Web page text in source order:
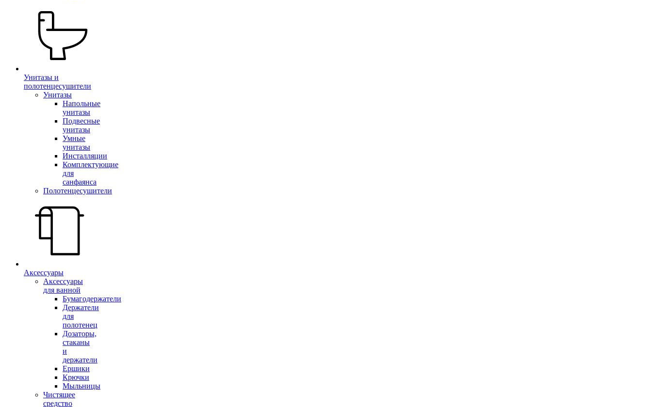
Унитазы и
полотенцесушители
Унитазы
Напольные
унитазы
Подвесные
унитазы
Умные
унитазы
Инсталляции
Комплектующие
для
санфаянса
Полотенцесушители
Аксессуары
Аксессуары
для ванной
Бумагодержатели
Держатели
для
полотенец
Дозаторы,
стаканы
и
держатели
Ершики
Крючки
Мыльницы
Чистящее
средство